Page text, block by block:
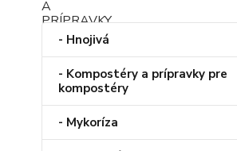
- Hnojivá
- Kompostéry a prípravky pre
kompostéry
- Mykoríza